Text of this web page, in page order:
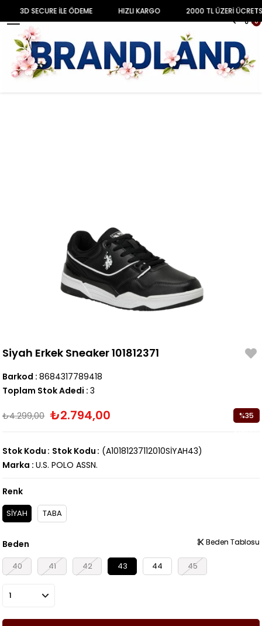
MENU
0
Anasayfa AYAKKABI ERKEK Sneakers Siyah Erkek Sneaker 101812371
Siyah Erkek Sneaker 101812371
Barkod : 8684317789418
Toplam Stok Adedi : 3
₺4.299,00 ₺2.794,00 %35
(A10181237112010SİYAH43)
Stok Kodu Stok Kodu
Marka : U.S. POLO ASSN.
Renk
SİYAH TABA
Beden
40 41 42 43 44 45
Beden Tablosu
Beden Tablosu
3D SECURE İLE ÖDEME HIZLI KARGO 2000 TL ÜZERİ